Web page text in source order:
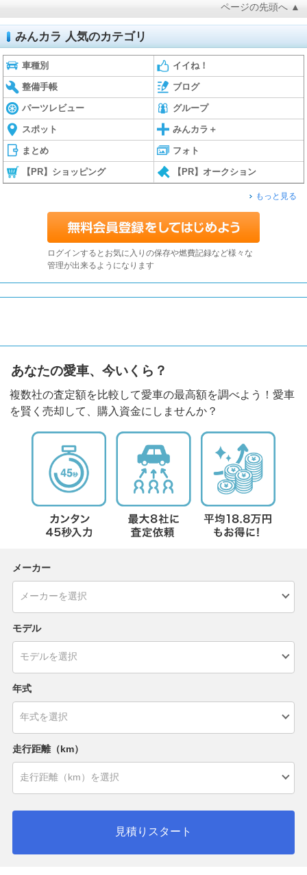
ページの先頭へ ▲
みんカラ 人気のカテゴリ
車種別 イイね！
整備手帳 ブログ
パーツレビュー グループ
スポット みんカラ＋
まとめ フォト
【PR】ショッピング 【PR】オークション
もっと見る
ログインするとお気に入りの保存や燃費記録など様々な
管理が出来るようになります
あなたの愛車、今いくら？
複数社の査定額を比較して愛車の最高額を調べよう！愛車
を賢く売却して、購入資金にしませんか？
メーカー
モデル
年式
走行距離（km）
見積りスタート